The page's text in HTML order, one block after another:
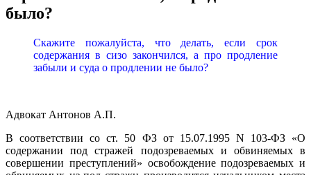
было?
Скажите пожалуйста, что делать, если срок
содержания в сизо закончился, а про продление
забыли и суда о продлении не было?
Адвокат Антонов А.П.
В соответствии со ст. 50 ФЗ от 15.07.1995 N 103-ФЗ «О
содержании под стражей подозреваемых и обвиняемых в
совершении преступлений» освобождение подозреваемых и